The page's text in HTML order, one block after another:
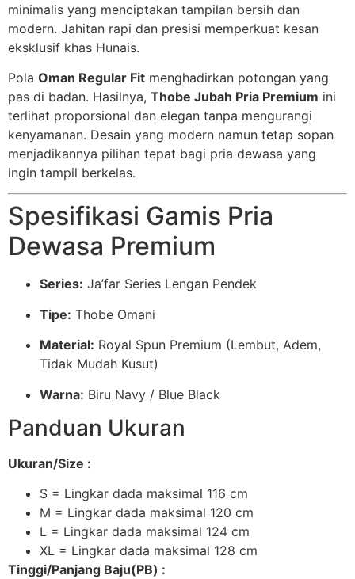
minimalis yang menciptakan tampilan bersih dan
modern. Jahitan rapi dan presisi memperkuat kesan
eksklusif khas Hunais.
Pola Oman Regular Fit menghadirkan potongan yang
pas di badan. Hasilnya, Thobe Jubah Pria Premium ini
terlihat proporsional dan elegan tanpa mengurangi
kenyamanan. Desain yang modern namun tetap sopan
menjadikannya pilihan tepat bagi pria dewasa yang
ingin tampil berkelas.
Spesifikasi Gamis Pria
Dewasa Premium
Series: Ja’far Series Lengan Pendek
Tipe: Thobe Omani
Material: Royal Spun Premium (Lembut, Adem,
Tidak Mudah Kusut)
Warna: Biru Navy / Blue Black
Panduan Ukuran
Ukuran/Size :
S = Lingkar dada maksimal 116 cm
M = Lingkar dada maksimal 120 cm
L = Lingkar dada maksimal 124 cm
XL = Lingkar dada maksimal 128 cm
Tinggi/Panjang Baju(PB) :